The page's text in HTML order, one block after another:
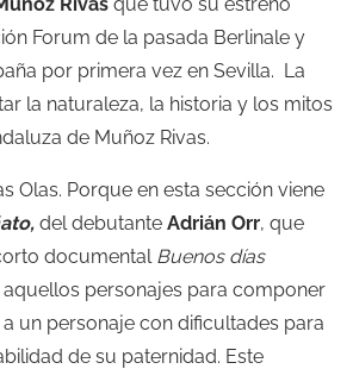
Forum de la pasada Berlinale y
por primera vez en Sevilla. La
la naturaleza, la historia y los mitos
de Muñoz Rivas.
Olas. Porque en esta sección viene
del debutante Adrián Orr, que
documental Buenos días
personajes para componer
un personaje con dificultades para
de su paternidad. Este